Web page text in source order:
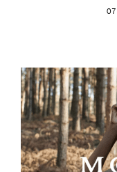
outfit,